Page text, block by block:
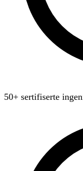
50+ sertifiserte